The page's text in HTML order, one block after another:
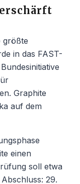
größte
in das FAST-
Graphite
auf dem
einen
soll etwa
29.